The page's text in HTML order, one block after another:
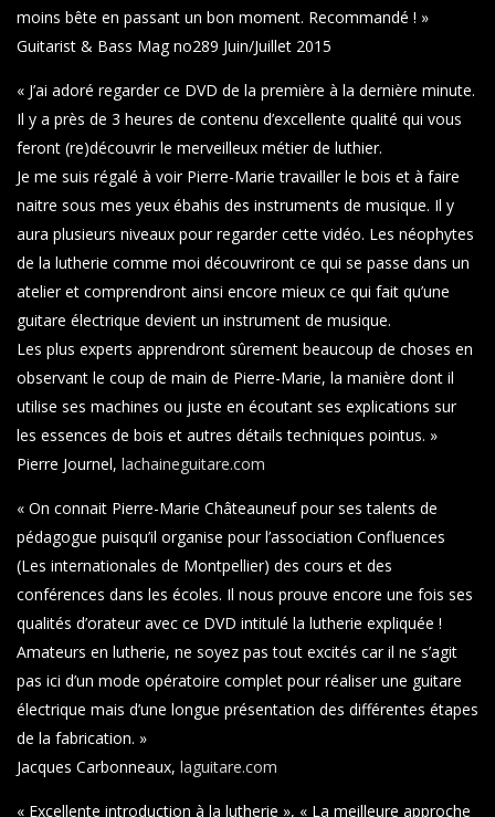
moins bête en passant un bon moment. Recommandé ! »
Guitarist & Bass Mag no289 Juin/Juillet 2015
« J’ai adoré regarder ce DVD de la première à la dernière minute.
Il y a près de 3 heures de contenu d’excellente qualité qui vous
feront (re)découvrir le merveilleux métier de luthier.
Je me suis régalé à voir Pierre-Marie travailler le bois et à faire
naitre sous mes yeux ébahis des instruments de musique. Il y
aura plusieurs niveaux pour regarder cette vidéo. Les néophytes
de la lutherie comme moi découvriront ce qui se passe dans un
atelier et comprendront ainsi encore mieux ce qui fait qu’une
guitare électrique devient un instrument de musique.
Les plus experts apprendront sûrement beaucoup de choses en
observant le coup de main de Pierre-Marie, la manière dont il
utilise ses machines ou juste en écoutant ses explications sur
les essences de bois et autres détails techniques pointus. »
Pierre Journel, lachaineguitare.com
« On connait Pierre-Marie Châteauneuf pour ses talents de
pédagogue puisqu’il organise pour l’association Confluences
(Les internationales de Montpellier) des cours et des
conférences dans les écoles. Il nous prouve encore une fois ses
qualités d’orateur avec ce DVD intitulé la lutherie expliquée !
Amateurs en lutherie, ne soyez pas tout excités car il ne s’agit
pas ici d’un mode opératoire complet pour réaliser une guitare
électrique mais d’une longue présentation des différentes étapes
de la fabrication. »
Jacques Carbonneaux, laguitare.com
« Excellente introduction à la lutherie », « La meilleure approche